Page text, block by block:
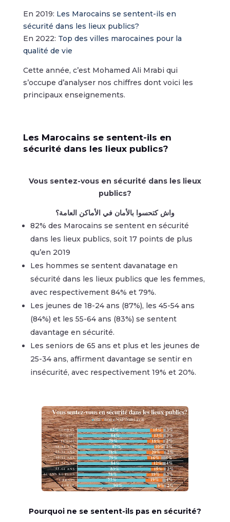
En 2019: Les Marocains se sentent-ils en
sécurité dans les lieux publics?
En 2022: Top des villes marocaines pour la
qualité de vie
Cette année, c’est Mohamed Ali Mrabi qui
s’occupe d’analyser nos chiffres dont voici les
principaux enseignements.
Les Marocains se sentent-ils en
sécurité dans les lieux publics?
Vous sentez-vous en sécurité dans les lieux
publics?
واش كتحسوا بالأمان في الأماكن العامة؟
82% des Marocains se sentent en sécurité
dans les lieux publics, soit 17 points de plus
qu’en 2019
Les hommes se sentent davanatage en
sécurité dans les lieux publics que les femmes,
avec respectivement 84% et 79%.
Les jeunes de 18-24 ans (87%), les 45-54 ans
(84%) et les 55-64 ans (83%) se sentent
davantage en sécurité.
Les seniors de 65 ans et plus et les jeunes de
25-34 ans, affirment davantage se sentir en
insécurité, avec respectivement 19% et 20%.
Pourquoi ne se sentent-ils pas en sécurité?